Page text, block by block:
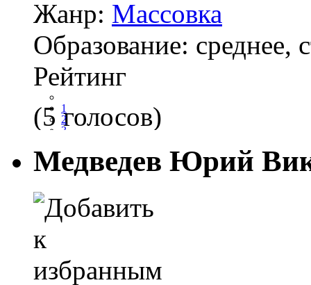
Жанр: Массовка
Образование: среднее,
Рейтинг
1
2
3
(5 голосов)
Медведев Юрий